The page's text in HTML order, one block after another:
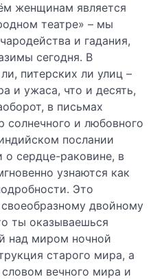
женщинам является
театре» – мы
и гадания,
сегодня. В
питерских ли улиц –
и ужаса, что и десять,
в письмах
солнечного и любовного
послании
о сердце-раковине, в
узнаются как
Это
двойному
ты оказываешься
над миром ночной
старого мира, а
вечного мира и